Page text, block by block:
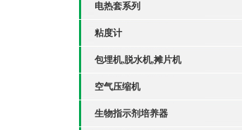
电热套系列
粘度计
包埋机,脱水机,摊片机
空气压缩机
生物指示剂培养器